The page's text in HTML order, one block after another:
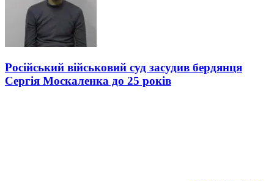
Російський військовий суд засудив бердянця
Сергія Москаленка до 25 років